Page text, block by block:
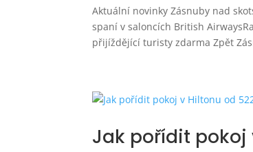
Aktuální novinky Zásnuby nad
spaní v saloncích British
přijíždějící turisty zdarma Zpět
Jak pořídit pokoj